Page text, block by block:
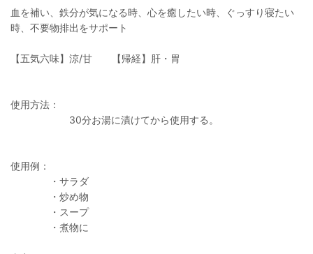
血を補い、鉄分が気になる時、心を癒したい時、ぐっすり寝たい
時、不要物排出をサポート
【五気六味】涼/甘 【帰経】肝・胃
使用方法：
30分お湯に漬けてから使用する。
使用例：
・サラダ
・炒め物
・スープ
・煮物に